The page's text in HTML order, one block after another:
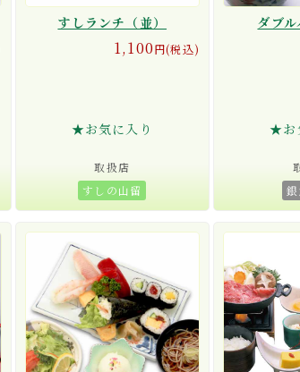
すしランチ（並）
1,100円(税込)
★お気に入り
取扱店
すしの山留
ダブ
★お